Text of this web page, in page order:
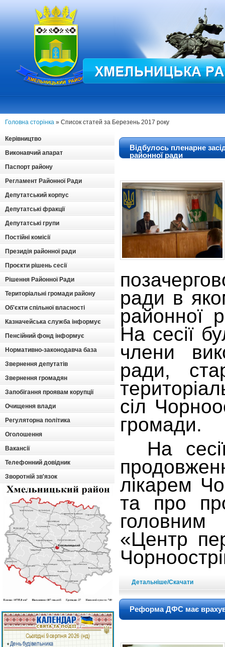
Головна сторінка » Список статей за Березень 2017 року
Керівництво
Виконавчий апарат
Паспорт району
Регламент Районної Ради
Депутатський корпус
Депутатські фракції
Депутатські групи
Постійні комісії
Президія районної ради
Проєкти рішень сесії
Рішення Районної Ради
Територіальні громади району
Об'єкти спільної власності
Казначейська служба інформує
Пенсійний фонд інформує
Нормативно-законодавча база
Звернення депутатів
Звернення громадян
Запобігання проявам корупції
Очищення влади
Регуляторна політика
Оголошення
Вакансії
Телефонний довідник
Зворотній зв'язок
Відбулось пленарне
районної ради
ради в
районної
На сесії
члени
ради,
сіл
громади.
На сесії
лікарем
та про
«Центр
Детальніше/Скачати
Реформа ДФС має